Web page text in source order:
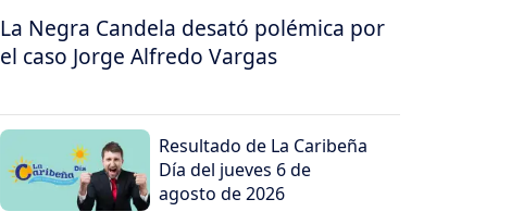
La Negra Candela desató polémica por
el caso Jorge Alfredo Vargas
Resultado de La Caribeña
Día del jueves 6 de
agosto de 2026